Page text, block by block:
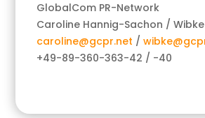
GlobalCom PR-Network
Caroline Hannig-Sachon /
caroline@gcpr.net /
+49-89-360-363-42 / -40